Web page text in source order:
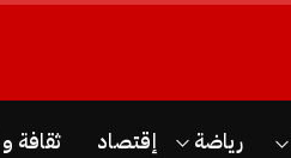
رياضة إقتصاد ثقافة